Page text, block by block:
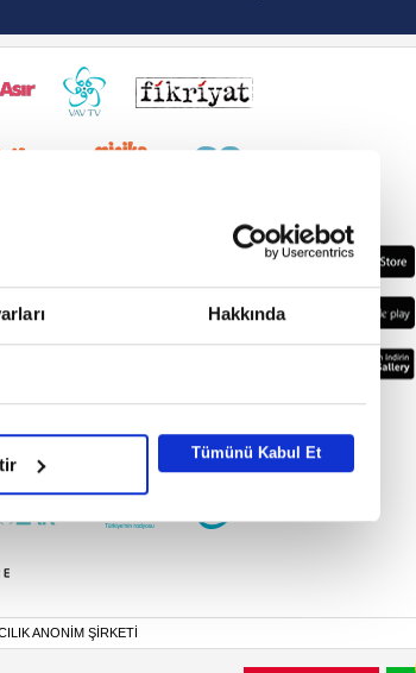
Hakkında
Tümünü Kabul Et
ANONİM ŞİRKETİ